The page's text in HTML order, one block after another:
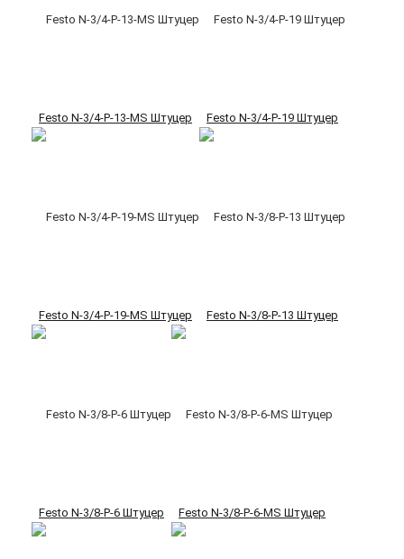
Festo N-3/4-P-13-MS Штуцер Festo N-3/4-P-19 Штуцер
Festo N-3/4-P-19-MS Штуцер Festo N-3/8-P-13 Штуцер
Festo N-3/8-P-6 Штуцер Festo N-3/8-P-6-MS Штуцер